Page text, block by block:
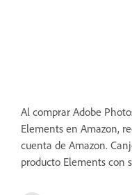
Al comprar Adobe
Elements en Amazon,
cuenta de Amazon.
producto Elements con